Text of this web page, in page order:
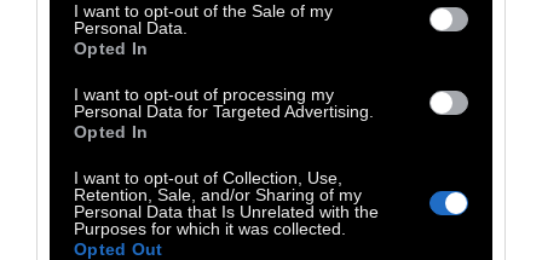
I want to opt-out of the Sale of my
Personal Data.
Opted In
I want to opt-out of processing my
Personal Data for Targeted Advertising.
Opted In
I want to opt-out of Collection, Use,
Retention, Sale, and/or Sharing of my
Personal Data that Is Unrelated with the
Purposes for which it was collected.
Opted Out